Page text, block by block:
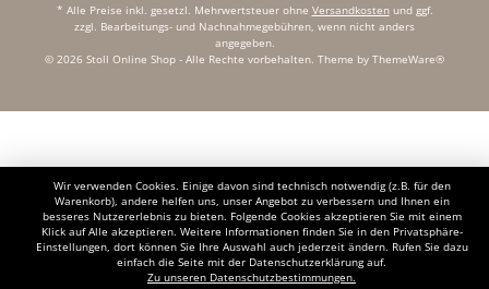
* Alle Preise inkl. gesetzl. Mehrwertsteuer ohne Versandkostenund ggf.
zzgl. Bearbeitungs- und Nachnahmegebühren, wenn nicht anders
angegeben.
© 2026 Stoll Online Shop - Alle Rechte vorbehalten. Theme by ThemeWare®
Wir verwenden Cookies. Einige davon sind technisch notwendig (z.B. für den
Warenkorb), andere helfen uns, unser Angebot zu verbessern und Ihnen ein
besseres Nutzererlebnis zu bieten. Folgende Cookies akzeptieren Sie mit einem
Klick auf Alle akzeptieren. Weitere Informationen finden Sie in den Privatsphäre-
Einstellungen, dort können Sie Ihre Auswahl auch jederzeit ändern. Rufen Sie dazu
einfach die Seite mit der Datenschutzerklärung auf.
Zu unseren Datenschutzbestimmungen.